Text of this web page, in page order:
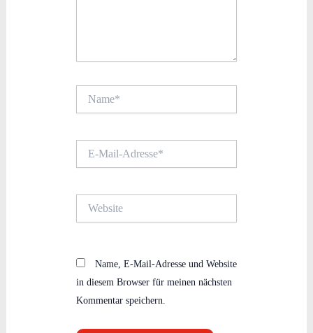
Mail-
Name, E-Mail-Adresse und Website
in diesem Browser für meinen nächsten
Kommentar speichern.